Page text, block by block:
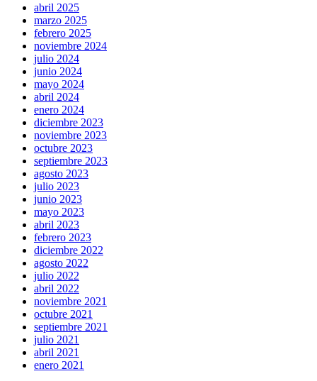
abril 2025
marzo 2025
febrero 2025
noviembre 2024
julio 2024
junio 2024
mayo 2024
abril 2024
enero 2024
diciembre 2023
noviembre 2023
octubre 2023
septiembre 2023
agosto 2023
julio 2023
junio 2023
mayo 2023
abril 2023
febrero 2023
diciembre 2022
agosto 2022
julio 2022
abril 2022
noviembre 2021
octubre 2021
septiembre 2021
julio 2021
abril 2021
enero 2021